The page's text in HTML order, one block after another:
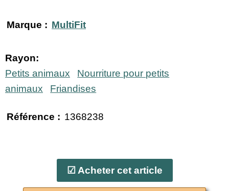
Marque : MultiFit
Rayon:
Petits animaux
Nourriture pour petits
animaux
Friandises
Référence : 1368238
☑ Acheter cet article